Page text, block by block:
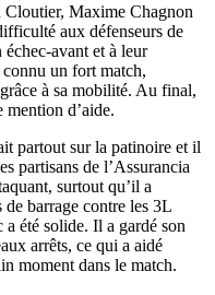
Cloutier, Maxime Chagnon
aux défenseurs de
échec-avant et à leur
un fort match,
à sa mobilité. Au final,
d’aide.
partout sur la patinoire et il
partisans de l’Assurancia
surtout qu’il a
barrage contre les 3L
été solide. Il a gardé son
arrêts, ce qui a aidé
moment dans le match.